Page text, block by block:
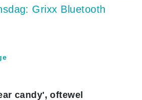
Grixx Bluetooth
candy', oftewel